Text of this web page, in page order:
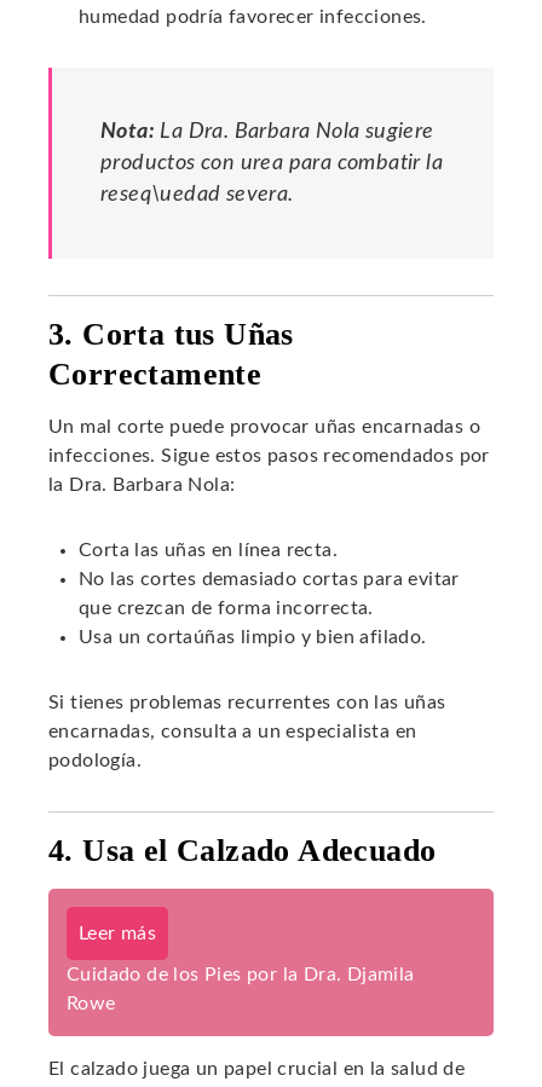
humedad podría favorecer infecciones.
Nota: La Dra. Barbara Nola sugiere
productos con urea para combatir la
reseq\uedad severa.
3. Corta tus Uñas
Correctamente
Un mal corte puede provocar uñas encarnadas o
infecciones. Sigue estos pasos recomendados por
la Dra. Barbara Nola:
Corta las uñas en línea recta.
No las cortes demasiado cortas para evitar
que crezcan de forma incorrecta.
Usa un cortaúñas limpio y bien afilado.
Si tienes problemas recurrentes con las uñas
encarnadas, consulta a un especialista en
podología.
4. Usa el Calzado Adecuado
Leer más
Cuidado de los Pies por la Dra. Djamila
Rowe
El calzado juega un papel crucial en la salud de